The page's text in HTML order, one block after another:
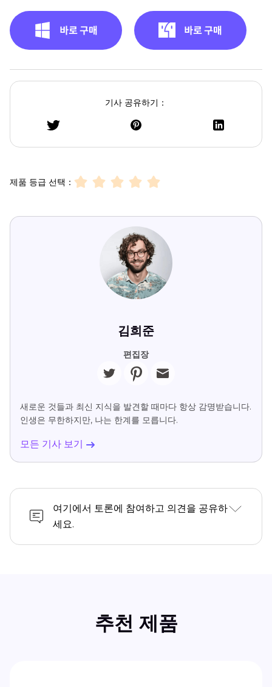
기사 공유하기：
제품 등급 선택：
김희준
편집장
새로운 것들과 최신 지식을 발견할 때마다 항상 감명받습니다.
인생은 무한하지만, 나는 한계를 모릅니다.
모든 기사 보기
여기에서 토론에 참여하고 의견을 공유하
세요.
추천 제품